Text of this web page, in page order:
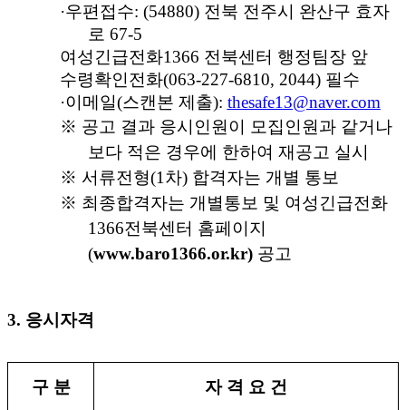
·우편접수: (54880) 전북 전주시 완산구 효자
로 67-5
여성긴급전화1366 전북센터 행정팀장 앞
수령확인전화(063-227-6810, 2044) 필수
·이메일(스캔본 제출): thesafe13@naver.com
※ 공고 결과 응시인원이 모집인원과 같거나
보다 적은 경우에 한하여 재공고 실시
※ 서류전형(1차) 합격자는 개별 통보
※ 최종합격자는 개별통보 및 여성긴급전화
1366전북센터 홈페이지
(www.baro1366.or.kr) 공고
3. 응시자격
구 분 자 격 요 건